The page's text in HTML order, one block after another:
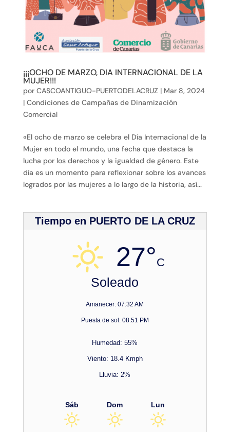
¡¡¡OCHO DE MARZO, DIA INTERNACIONAL DE LA
MUJER!!!
por CASCOANTIGUO-PUERTODELACRUZ | Mar 8, 2024
| Condiciones de Campañas de Dinamización
Comercial
«El ocho de marzo se celebra el Día Internacional de la
Mujer en todo el mundo, una fecha que destaca la
lucha por los derechos y la igualdad de género. Este
día es un momento para reflexionar sobre los avances
logrados por las mujeres a lo largo de la historia, así...
Tiempo en PUERTO DE LA CRUZ
27°C
Soleado
Amanecer: 07:32 AM
Puesta de sol: 08:51 PM
Humedad: 55%
Viento: 18.4 Kmph
Lluvia: 2%
Sáb Dom Lun